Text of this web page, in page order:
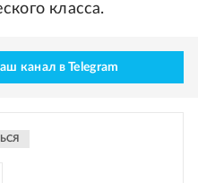
класса.
канал в Telegram